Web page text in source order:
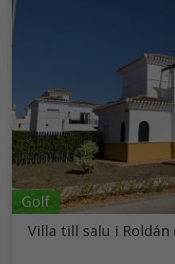
Golf
Villa till salu i Roldán